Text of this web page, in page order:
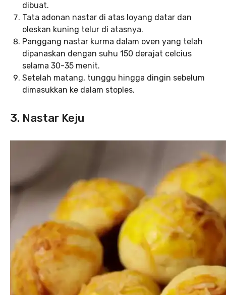
dibuat.
Tata adonan nastar di atas loyang datar dan
oleskan kuning telur di atasnya.
Panggang nastar kurma dalam oven yang telah
dipanaskan dengan suhu 150 derajat celcius
selama 30-35 menit.
Setelah matang, tunggu hingga dingin sebelum
dimasukkan ke dalam stoples.
3. Nastar Keju